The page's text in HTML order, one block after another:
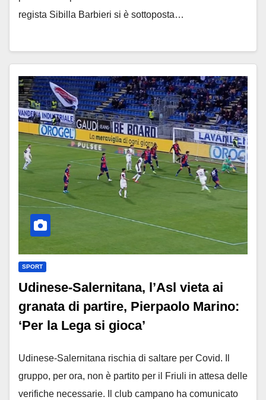
regista Sibilla Barbieri si è sottoposta…
SPORT
Udinese-Salernitana, l’Asl vieta ai
granata di partire, Pierpaolo Marino:
‘Per la Lega si gioca’
Udinese-Salernitana rischia di saltare per Covid. Il
gruppo, per ora, non è partito per il Friuli in attesa delle
verifiche necessarie. Il club campano ha comunicato